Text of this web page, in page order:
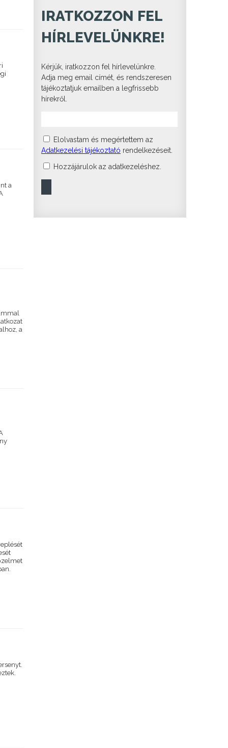
a
a
IRATKOZZON FEL
HÍRLEVELÜNKRE!
Kérjük, iratkozzon fel hírlevelünkre.
Adja meg email címét, és rendszeresen
tájékoztatjuk emailben a legfrissebb
hírekről.
Elolvastam és megértettem az
Adatkezelési tájékoztató rendelkezéseit.
Hozzájárulok az adatkezeléshez.